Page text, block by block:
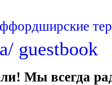
guestbook
Мы всегда